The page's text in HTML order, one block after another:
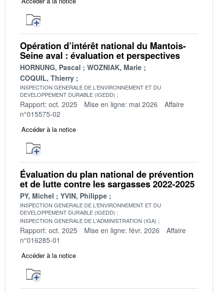
Opération d’intérêt national du Mantois-
Seine aval : évaluation et perspectives
HORNUNG, Pascal
WOZNIAK, Marie
COQUIL, Thierry
INSPECTION GENERALE DE L'ENVIRONNEMENT ET DU
DEVELOPPEMENT DURABLE (IGEDD)
Rapport: oct. 2025 Mise en ligne: mai 2026
Affaire
n°015575-02
Accéder à la notice
Évaluation du plan national de prévention
et de lutte contre les sargasses 2022-2025
PY, Michel YVIN, Philippe
INSPECTION GENERALE DE L'ENVIRONNEMENT ET DU
DEVELOPPEMENT DURABLE (IGEDD)
INSPECTION GENERALE DE L'ADMINISTRATION (IGA)
Rapport: oct. 2025 Mise en ligne: févr. 2026
Affaire
n°016285-01
Accéder à la notice